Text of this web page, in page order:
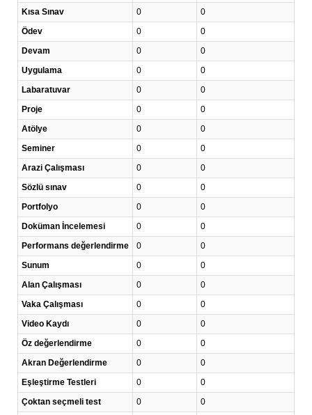
Kısa Sınav
0
0
Ödev
0
0
Devam
0
0
Uygulama
0
0
Labaratuvar
0
0
Proje
0
0
Atölye
0
0
Seminer
0
0
Arazi Çalışması
0
0
Sözlü sınav
0
0
Portfolyo
0
0
Doküman İncelemesi
0
0
Performans değerlendirme
0
0
Sunum
0
0
Alan Çalışması
0
0
Vaka Çalışması
0
0
Video Kaydı
0
0
Öz değerlendirme
0
0
Akran Değerlendirme
0
0
Eşleştirme Testleri
0
0
Çoktan seçmeli test
0
0